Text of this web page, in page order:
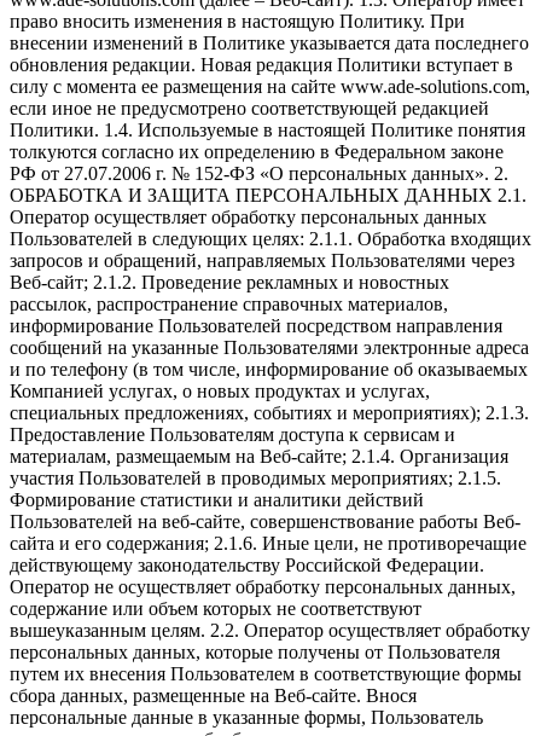
право вносить изменения в настоящую Политику. При
внесении изменений в Политике указывается дата последнего
обновления редакции. Новая редакция Политики вступает в
силу с момента ее размещения на сайте www.ade-solutions.com,
если иное не предусмотрено соответствующей редакцией
Политики. 1.4. Используемые в настоящей Политике понятия
толкуются согласно их определению в Федеральном законе
РФ от 27.07.2006 г. № 152-ФЗ «О персональных данных». 2.
ОБРАБОТКА И ЗАЩИТА ПЕРСОНАЛЬНЫХ ДАННЫХ 2.1.
Оператор осуществляет обработку персональных данных
Пользователей в следующих целях: 2.1.1. Обработка входящих
запросов и обращений, направляемых Пользователями через
Веб-сайт; 2.1.2. Проведение рекламных и новостных
рассылок, распространение справочных материалов,
информирование Пользователей посредством направления
сообщений на указанные Пользователями электронные адреса
и по телефону (в том числе, информирование об оказываемых
Компанией услугах, о новых продуктах и услугах,
специальных предложениях, событиях и мероприятиях); 2.1.3.
Предоставление Пользователям доступа к сервисам и
материалам, размещаемым на Веб-сайте; 2.1.4. Организация
участия Пользователей в проводимых мероприятиях; 2.1.5.
Формирование статистики и аналитики действий
Пользователей на веб-сайте, совершенствование работы Веб-
сайта и его содержания; 2.1.6. Иные цели, не противоречащие
действующему законодательству Российской Федерации.
Оператор не осуществляет обработку персональных данных,
содержание или объем которых не соответствуют
вышеуказанным целям. 2.2. Оператор осуществляет обработку
персональных данных, которые получены от Пользователя
путем их внесения Пользователем в соответствующие формы
сбора данных, размещенные на Веб-сайте. Внося
персональные данные в указанные формы, Пользователь